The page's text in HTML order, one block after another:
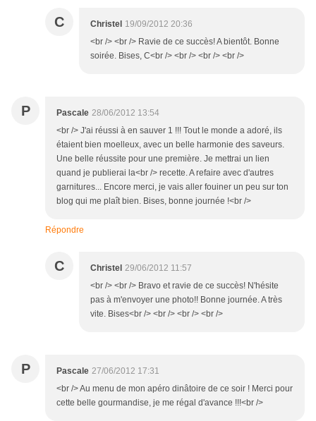
C Christel 19/09/2012 20:36
<br /> <br /> Ravie de ce succès! A bientôt. Bonne
soirée. Bises, C<br /> <br /> <br /> <br />
P Pascale 28/06/2012 13:54
<br /> J'ai réussi à en sauver 1 !!! Tout le monde a adoré, ils
étaient bien moelleux, avec un belle harmonie des saveurs.
Une belle réussite pour une première. Je mettrai un lien
quand je publierai la<br /> recette. A refaire avec d'autres
garnitures... Encore merci, je vais aller fouiner un peu sur ton
blog qui me plaît bien. Bises, bonne journée !<br />
Répondre
C Christel 29/06/2012 11:57
<br /> <br /> Bravo et ravie de ce succès! N'hésite
pas à m'envoyer une photo!! Bonne journée. A très
vite. Bises<br /> <br /> <br /> <br />
P Pascale 27/06/2012 17:31
<br /> Au menu de mon apéro dinâtoire de ce soir ! Merci pour
cette belle gourmandise, je me régal d'avance !!!<br />